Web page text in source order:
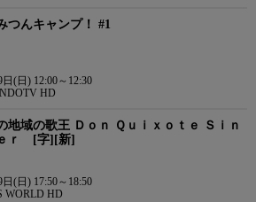
つんキャンプ！ #1
日(日) 12:00～12:30
HD
地域の歌王 Ｄｏｎ Ｑｕｉｘｏｔｅ Ｓｉｎ
ｒ [字][新]
日(日) 17:50～18:50
WORLD HD